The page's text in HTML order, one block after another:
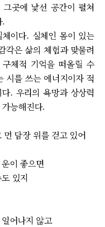
그곳에 낯선 공간이 펼쳐
.
이다. 실체인 몸이 있는
각은 삶의 체험과 맞물려
체적 기억을 떠올릴 수
시를 쓰는 에너지이자 적
. 우리의 욕망과 상상력
능해진다.
담장 위를 걷고 있어
이 좋으면
있지
어나지 않고